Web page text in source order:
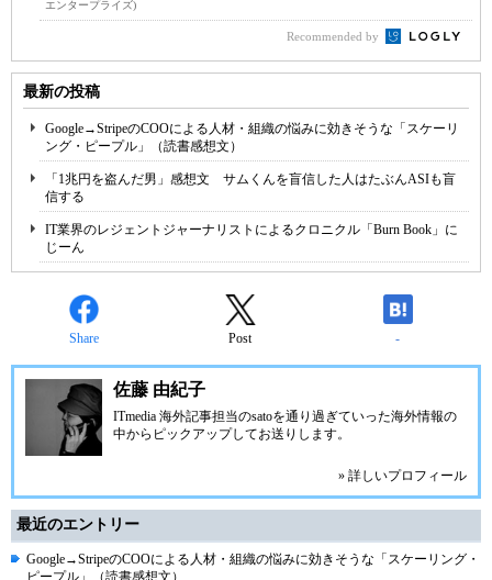
エンタープライズ)
Recommended by
最新の投稿
Google→StripeのCOOによる人材・組織の悩みに効きそうな「スケーリ
ング・ピープル」（読書感想文）
「1兆円を盗んだ男」感想文 サムくんを盲信した人はたぶんASIも盲
信する
IT業界のレジェントジャーナリストによるクロニクル「Burn Book」に
じーん
Share Post -
佐藤 由紀子
ITmedia 海外記事担当のsatoを通り過ぎていった海外情報の
中からピックアップしてお送りします。
» 詳しいプロフィール
最近のエントリー
Google→StripeのCOOによる人材・組織の悩みに効きそうな「スケーリング・
ピープル」（読書感想文）